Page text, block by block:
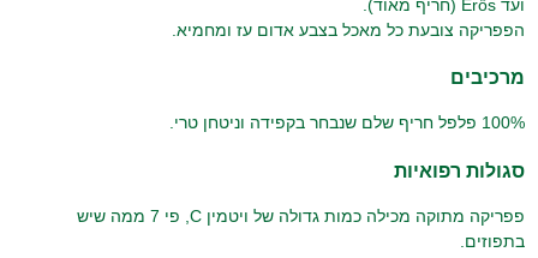
ועד Erős (חריף מאוד).
הפפריקה צובעת כל מאכל בצבע אדום עז ומחמיא.
מרכיבים
100% פלפל חריף שלם שנבחר בקפידה וניטחן טרי.
סגולות רפואיות
פפריקה מתוקה מכילה כמות גדולה של ויטמין C, פי 7 ממה שיש
בתפוזים.